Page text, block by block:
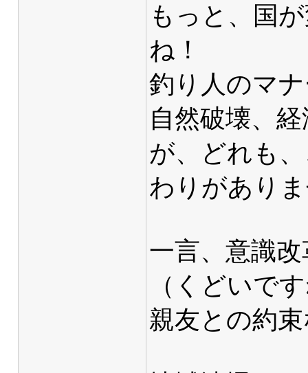
もっと、国
ね！
釣り人のマ
自然破壊、
が、どれも
わりがあり
一言、意識
（くどいで
親友との約